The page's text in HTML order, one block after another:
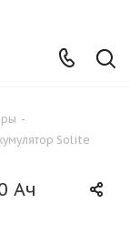
-
Solite
Ач